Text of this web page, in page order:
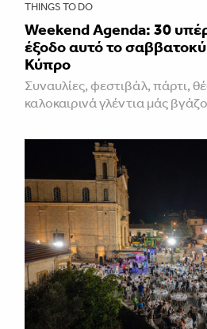
THINGS TO DO
Weekend Agenda: 30
έξοδο αυτό το
Κύπρο
Συναυλίες, φεστιβάλ, πάρτι,
καλοκαιρινά γλέντια μάς